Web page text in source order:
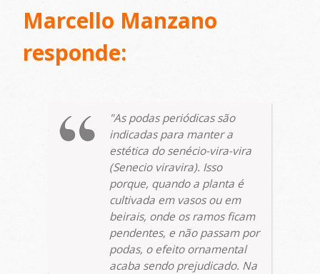
Marcello Manzano
responde:
As podas periódicas são
indicadas para manter a
estética do senécio-vira-vira
(Senecio viravira). Isso
porque, quando a planta é
cultivada em vasos ou em
beirais, onde os ramos ficam
pendentes, e não passam por
podas, o efeito ornamental
acaba sendo prejudicado. Na